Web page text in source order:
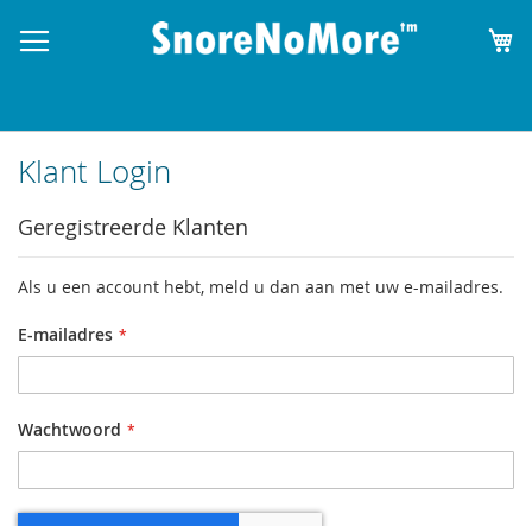
Klant Login
Geregistreerde Klanten
Als u een account hebt, meld u dan aan met uw e-mailadres.
E-mailadres
Wachtwoord